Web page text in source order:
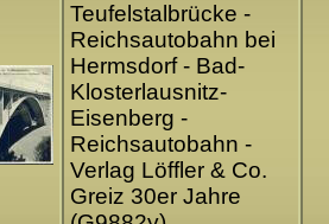
Teufelstalbrücke -
Reichsautobahn bei
Hermsdorf - Bad-
Klosterlausnitz-
Eisenberg -
Reichsautobahn -
Verlag Löffler & Co.
Greiz 30er Jahre